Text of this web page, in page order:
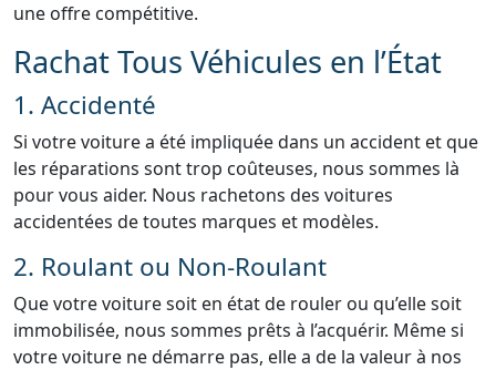
une offre compétitive.
Rachat Tous Véhicules en l’État
1. Accidenté
Si votre voiture a été impliquée dans un accident et que
les réparations sont trop coûteuses, nous sommes là
pour vous aider. Nous rachetons des voitures
accidentées de toutes marques et modèles.
2. Roulant ou Non-Roulant
Que votre voiture soit en état de rouler ou qu’elle soit
immobilisée, nous sommes prêts à l’acquérir. Même si
votre voiture ne démarre pas, elle a de la valeur à nos